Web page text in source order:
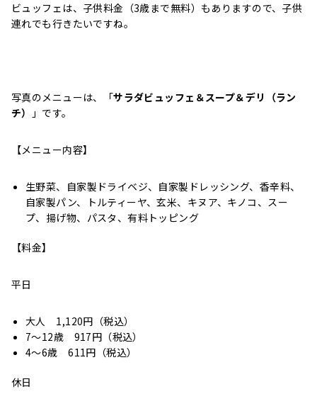
ビュッフェは、子供料金（3歳まで無料）もありますので、子供
連れでも行きたいですね。
写真のメニューは、「サラダビュッフェ＆スープ＆デリ（ラン
チ）
」です。
【メニュー内容】
生野菜、自家製ドライベジ、自家製ドレッシング、香辛料、
自家製パン、トルティーヤ、玄米、キヌア、キノコ、スー
プ、揚げ物、パスタ、有料トッピング
【料金】
平日
大人 1,120円（税込）
7～12歳 917円（税込）
4～6歳 611円（税込）
休日